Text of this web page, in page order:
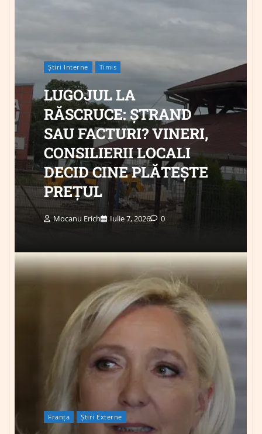
Știri Interne Timis
LUGOJUL LA
RĂSCRUCE: ȘTRAND
SAU FACTURI? VINERI,
CONSILIERII LOCALI
DECID CINE PLĂTEȘTE
PREȚUL
Mocanu Erich Iulie 7, 2026 0
Franța Știri Externe